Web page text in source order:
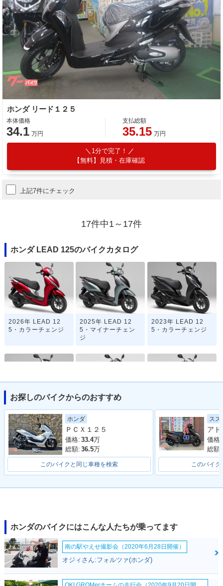
ホンダ リード１２５
本体価格
34.1 万円
支払総額
35.15 万円
1分で完了！
【無料】見積・在庫確認
上記7件にチェック
17件中1～17件
ホンダ LEAD 125のバイクカタログ
2026年 LEAD 12
5・カラーチェンジ
2025年 LEAD 12
5・マイナーチェン
ジ
2023年 LEAD 12
5・カラーチェンジ
2022年 LEAD 12
5・マイナーチェン
ジ
2020年 LEAD 12
5・特別・限定仕様
5・カラーチェンジ
お探しのバイクからのおすすめ
ホンダ
ＰＣＸ１２５
価格: 33.4万
総額: 36.5万
このバイクと同じ車種を検索
スズ
価格:
総額:
このバイ
ホンダのバイクにはこんな人たちが乗ってます
南の駅やえせ撮影会（2020年6月28日開催）
オジィさん:フォルツァ(ホンダ)